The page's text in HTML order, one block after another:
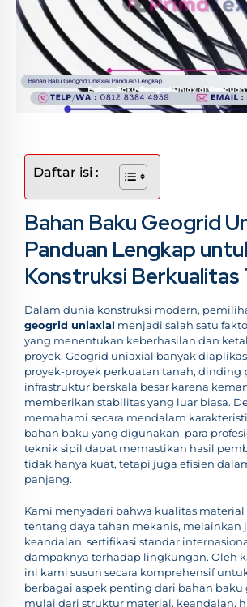
Daftar isi :
Bahan Baku Geogrid
Panduan Lengkap
Konstruksi Berkualitas
Dalam dunia konstruksi modern,
geogrid uniaxial menjadi salah satu
yang menentukan keberhasilan dan
proyek. Geogrid uniaxial banyak
proyek-proyek perkuatan tanah, dinding
infrastruktur berskala besar karena
memberikan stabilitas yang luar biasa.
memahami secara mendalam
bahan baku yang digunakan, para
teknik sipil dapat memastikan hasil
tidak hanya kuat, tetapi juga efisien
panjang.
Kami menyadari bahwa kualitas
tentang daya tahan mekanis, melainkan
keandalan, sertifikasi standar
dampaknya terhadap lingkungan. Oleh
ini kami susun secara komprehensif
berbagai aspek penting dari bahan
mulai dari struktur material, keandalan,